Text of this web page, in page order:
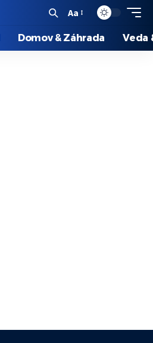
Aa
Domov & Záhrada Veda